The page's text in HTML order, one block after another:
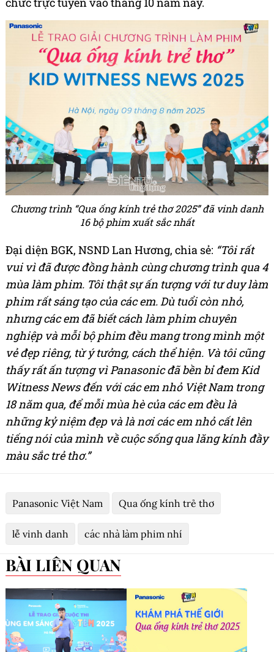
Chương trình “Qua ống kính trẻ thơ 2025” đã vinh danh
16 bộ phim xuất sắc nhất
Đại diện BGK, NSND Lan Hương, chia sẻ: “Tôi rất
vui vì đã được đồng hành cùng chương trình qua 4
mùa làm phim. Tôi thật sự ấn tượng với tư duy làm
phim rất sáng tạo của các em. Dù tuổi còn nhỏ,
nhưng các em đã biết cách làm phim chuyên
nghiệp và mỗi bộ phim đều mang trong mình một
vẻ đẹp riêng, từ ý tưởng, cách thể hiện. Và tôi cũng
thấy rất ấn tượng vì Panasonic đã bền bỉ đem Kid
Witness News đến với các em nhỏ Việt Nam trong
18 năm qua, để mỗi mùa hè của các em đều là
những kỷ niệm đẹp và là nơi các em nhỏ cất lên
tiếng nói của mình về cuộc sống qua lăng kính đầy
màu sắc trẻ thơ.”
Panasonic Việt Nam Qua ống kính trẻ thơ
lễ vinh danh các nhà làm phim nhí
BÀI LIÊN QUAN